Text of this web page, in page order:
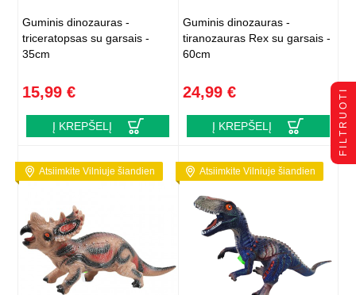
Guminis dinozauras -
triceratopsas su garsais -
35cm
15,99 €
Į KREPŠELĮ
Guminis dinozauras -
tiranozauras Rex su garsais -
60cm
24,99 €
Į KREPŠELĮ
Atsiimkite Vilniuje šiandien Atsiimkite Vilniuje šiandien
FILTRUOTI